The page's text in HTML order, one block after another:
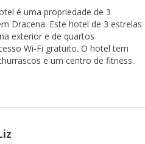
é uma propriedade de 3
Dracena. Este hotel de 3 estrelas
exterior e de quartos
Wi-Fi gratuito. O hotel tem
e um centro de fitness.